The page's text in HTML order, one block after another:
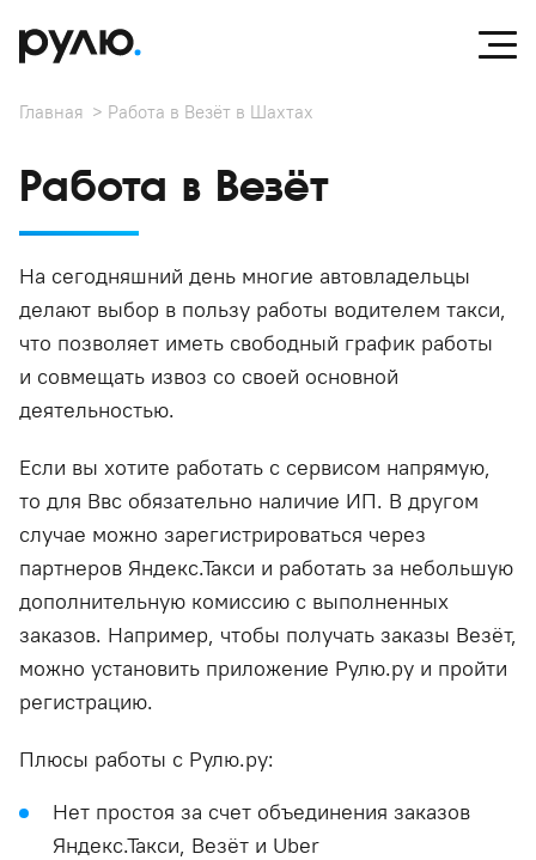
Главная Работа в Везёт в Шахтах
Работа в Везёт
На сегодняшний день многие автовладельцы
делают выбор в пользу работы водителем такси,
что позволяет иметь свободный график работы
и совмещать извоз со своей основной
деятельностью.
Если вы хотите работать с сервисом напрямую,
то для Ввс обязательно наличие ИП. В другом
случае можно зарегистрироваться через
партнеров Яндекс.Такси и работать за небольшую
дополнительную комиссию с выполненных
заказов. Например, чтобы получать заказы Везёт,
можно установить приложение Рулю.ру и пройти
регистрацию.
Плюсы работы с Рулю.ру:
Нет простоя за счет объединения заказов
Яндекс.Такси, Везёт и Uber